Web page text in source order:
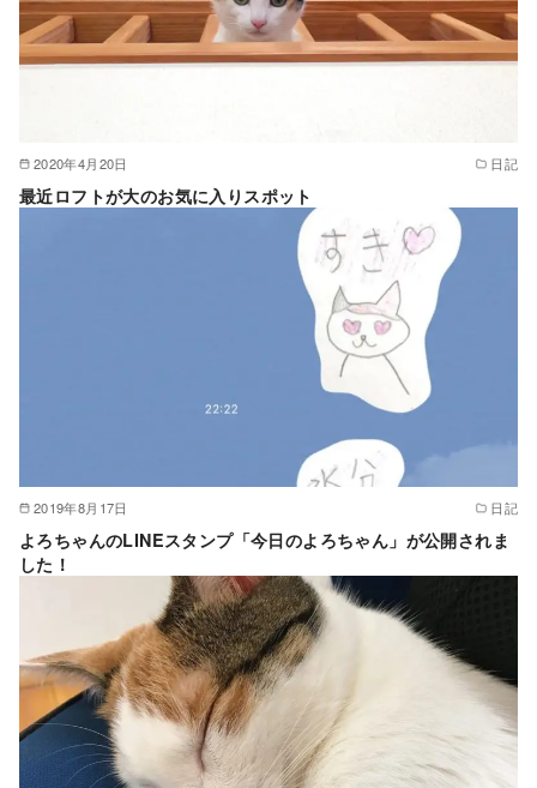
2020年4月20日 日記
最近ロフトが大のお気に入りスポット
2019年8月17日 日記
よろちゃんのLINEスタンプ「今日のよろちゃん」が公開されま
した！